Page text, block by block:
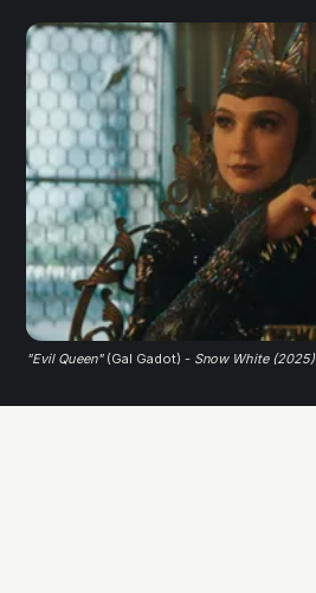
"Evil Queen" (Gal Gadot) - Snow White (2025)